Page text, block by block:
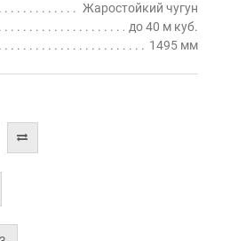
Жаростойкий чугун
до 40 м куб.
1495 мм